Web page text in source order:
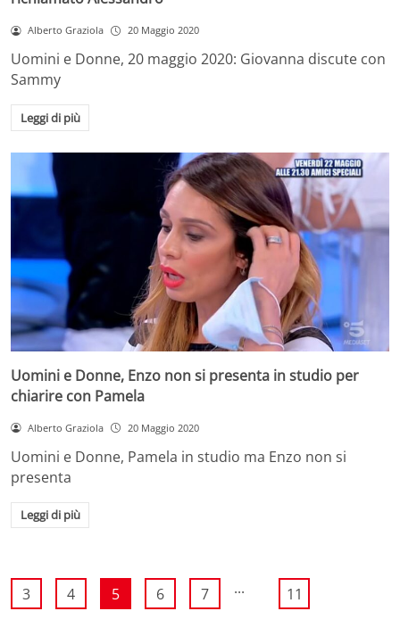
Alberto Graziola 20 Maggio 2020
Uomini e Donne, 20 maggio 2020: Giovanna discute con
Sammy
Leggi di più
Uomini e Donne, Enzo non si presenta in studio per
chiarire con Pamela
Alberto Graziola 20 Maggio 2020
Uomini e Donne, Pamela in studio ma Enzo non si
presenta
Leggi di più
3 4 5 6 7 ... 11